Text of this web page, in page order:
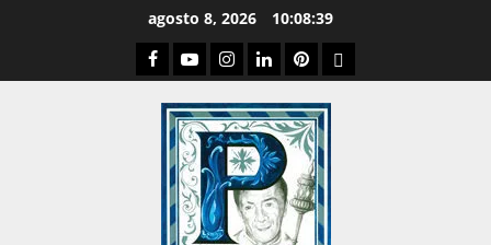
agosto 8, 2026 10:08:40
Facebook
YoutubeInstagram
LinkedPinterestDribbble